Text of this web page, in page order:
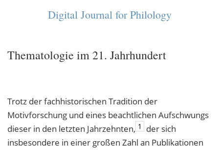
Digital Journal for Philology
Thematologie im 21. Jahrhundert
Trotz der fachhistorischen Tradition der
Motivforschung und eines beachtlichen Aufschwungs
dieser in den letzten Jahrzehnten, 1
der sich
insbesondere in einer großen Zahl an Publikationen